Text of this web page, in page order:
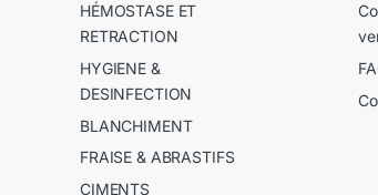
HÉMOSTASE ET
RETRACTION
HYGIENE &
DESINFECTION
BLANCHIMENT
FRAISE & ABRASTIFS
CIMENTS